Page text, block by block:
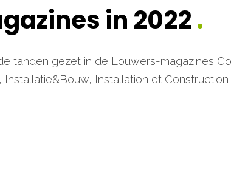
in 2022.
tanden gezet in de Louwers-magazines
Installation et